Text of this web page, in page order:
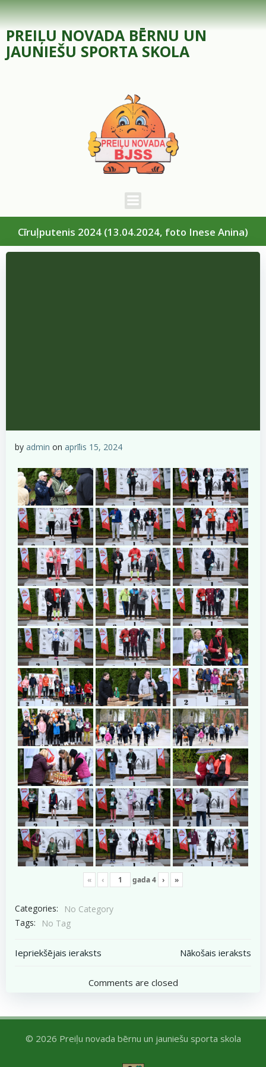
Skip
to
content
PREIĻU NOVADA BĒRNU UN
JAUNIEŠU SPORTA SKOLA
Cīruļputenis 2024 (13.04.2024, foto Inese Anina)
by admin on aprīlis 15, 2024
« ‹ gada4 › »
Categories:
No Category
Tags:
No Tag
Post
navigation
Iepriekšējais ieraksts
navigation
Nākošais ieraksts
Comments are closed
© 2026 Preiļu novada bērnu un jauniešu sporta skola